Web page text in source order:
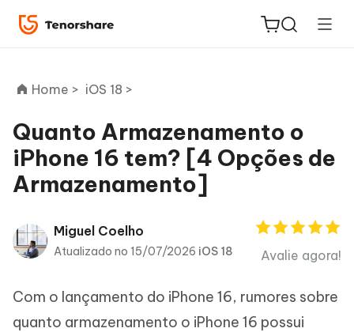
ReiBoot
for iOS
PDNob
PDF
iAnyGo
Home > iOS 18 >
Quanto Armazenamento o
iPhone 16 tem? [4 Opções de
Armazenamento]
Miguel Coelho
Atualizado no 15/07/2026 iOS 18 Avalie agora!
Com o lançamento do iPhone 16, rumores sobre
quanto armazenamento o iPhone 16 possui